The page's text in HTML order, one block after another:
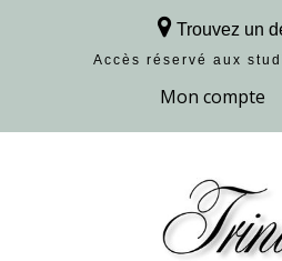
Trouvez un
Accès réservé aux